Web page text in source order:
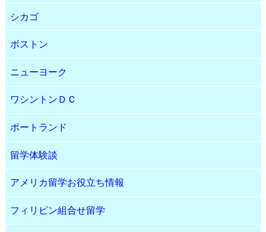
シカゴ
ボストン
ニューヨーク
ワシントンＤＣ
ポートランド
留学体験談
アメリカ留学お役立ち情報
フィリピン組合せ留学